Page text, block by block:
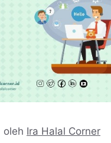
oleh Ira Halal Corner